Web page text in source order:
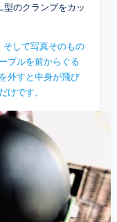
のクランプをカッ
して写真そのもの
ブルを前からぐる
外すと中身が飛び
けです。